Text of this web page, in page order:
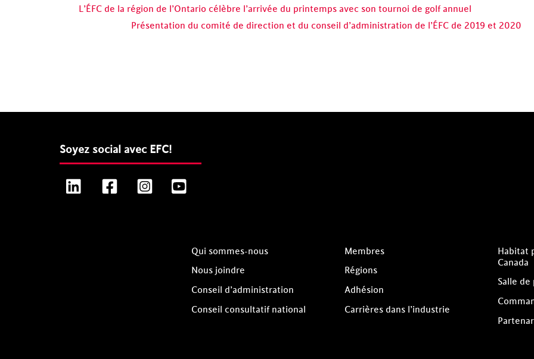
L’ÉFC de la région de l’Ontario célèbre l’arrivée du printemps avec son tournoi de golf annuel
Présentation du comité de direction et du conseil d’administration de l’ÉFC de 2019 et 2020
Soyez social avec EFC!
LinkedIn FacebookInstagram
Qui sommes-nous
Nous joindre
Conseil d’administration
Conseil consultatif national
Membres
Régions
Adhésion
Carrières dans l’industrie
Habitat
Canada
Salle de